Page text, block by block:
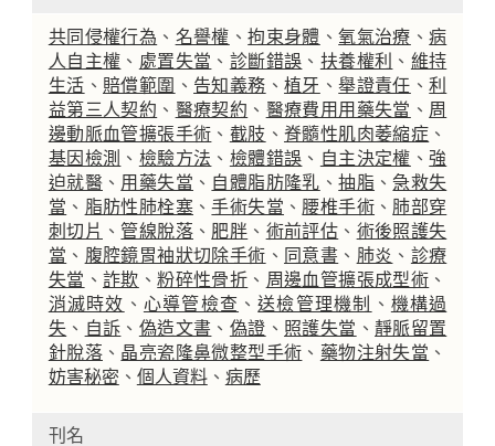
共同侵權行為 、 名譽權 、拘束身體 、氧氣治療 、病
人自主權 、 處置失當 、 診斷錯誤 、 扶養權利 、 維持
生活 、 賠償範圍 、 告知義務 、植牙 、舉證責任 、利
益第三人契約 、 醫療契約 、 醫療費用用藥失當 、 周
邊動脈血管擴張手術 、 截肢 、脊髓性肌肉萎縮症 、
基因檢測 、 檢驗方法 、 檢體錯誤 、 自主決定權 、強
迫就醫 、 用藥失當 、 自體脂肪隆乳 、抽脂 、急救失
當 、 脂肪性肺栓塞 、手術失當 、 腰椎手術 、 肺部穿
刺切片 、管線脫落 、 肥胖 、 術前評估 、 術後照護失
當 、 腹腔鏡胃袖狀切除手術 、 同意書 、 肺炎 、 診療
失當 、詐欺 、粉碎性骨折 、 周邊血管擴張成型術 、
消滅時效 、 心導管檢查 、送檢管理機制 、 機構過
失 、 自訴 、 偽造文書 、 偽證 、 照護失當 、靜脈留置
針脫落 、 晶亮瓷隆鼻微整型手術 、 藥物注射失當 、
妨害秘密 、 個人資料、 病歷
刊名